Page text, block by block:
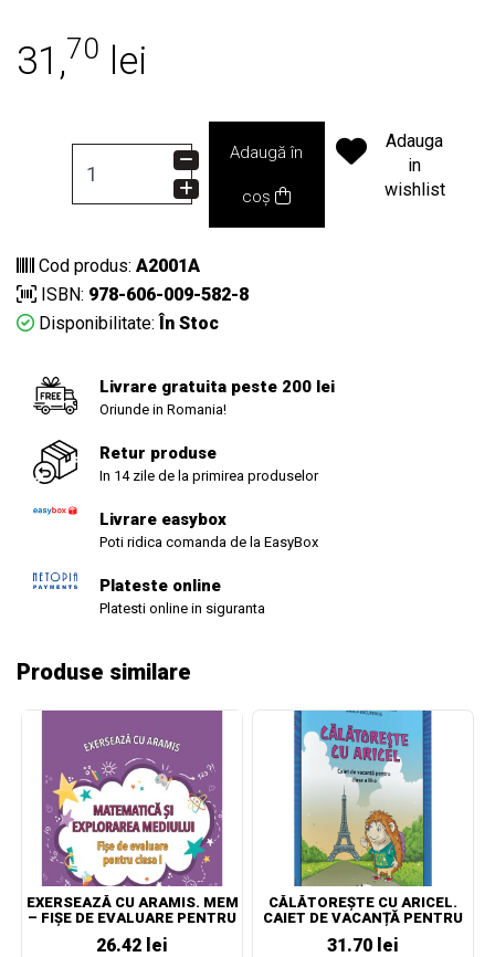
31,70 lei
Adaugă în
coș
Adauga
in
wishlist
Cod produs: A2001A
ISBN: 978-606-009-582-8
Disponibilitate: În Stoc
Livrare gratuita peste 200 lei
Oriunde in Romania!
Retur produse
In 14 zile de la primirea produselor
Livrare easybox
Poti ridica comanda de la EasyBox
Plateste online
Platesti online in siguranta
Produse similare
EXERSEAZĂ CU ARAMIS. MEM
– FIȘE DE EVALUARE PENTRU
26.42 lei
CĂLĂTOREȘTE CU ARICEL.
CAIET DE VACANȚĂ PENTRU
31.70 lei